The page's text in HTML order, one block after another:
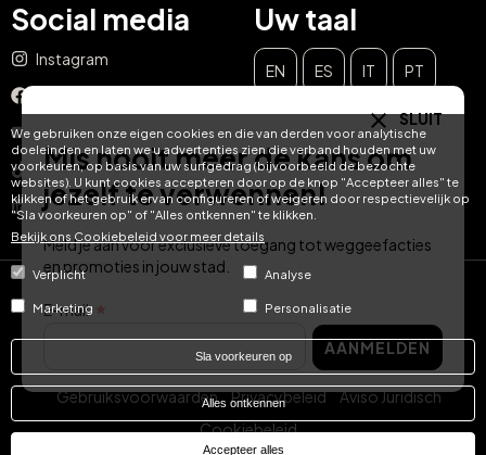
We gebruiken onze eigen cookies en die van derden voor analytische
doeleinden en laten we u advertenties zien die verband houden met uw
voorkeuren, op basis van uw surfgedrag (bijvoorbeeld de bezochte
websites). U kunt cookies accepteren door op de knop "Accepteer alles" te
klikken of het gebruik ervan configureren of weigeren door respectievelijk op
"Sla voorkeuren op" of "Alles ontkennen" te klikken.
Bekijk ons ​​Cookiebeleid voor meer details
Verplicht Analyse
Marketing Personalisatie
Sla voorkeuren op
Alles ontkennen
Accepteer alles
Social media
Instagram
YouTube
TikTok
LinkedIn
Uw taal
EN ES IT PT
NL
© Hotel Treats 2026
Tel: +34 871 51 00 40 (9:00 - 19:00 CEST)
Gebruiksvoorwaarden Privacybeleid
Aviso Juridisch
Cookiebeleid
SLUIT
Mis nooit meer de kans om
jezelf te verwennen!
Meld je aan voor exclusieve toegang tot weggeefacties
en promoties in jouw stad.
E-mail
AANMELDEN